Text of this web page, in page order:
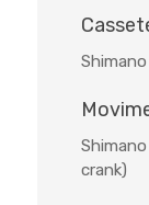
crank)